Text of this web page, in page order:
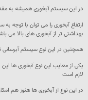
در این سیستم آبخوری همیشه به
ارتفاع آبخوری را می توان با توجه
بهداشتی تر از آبخوری های بالا می
همچنین در این نوع سیستم
یکی از معایب این نوع آبخوری ها
لازم است
در این نوع از آبخوری ها هنوز هم